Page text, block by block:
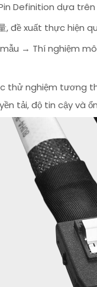
Definition dựa
, đề xuất thực hiện
→ Thí nghiệm
thử nghiệm tương
tải, độ tin cậy và